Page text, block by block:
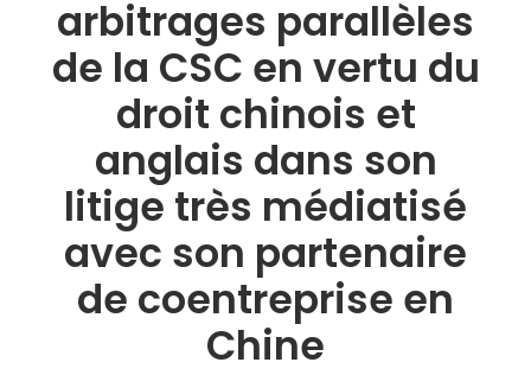
CONTACT
RECHERCHE
arbitrages parallèles
de la CSC en vertu du
droit chinois et
anglais dans son
litige très médiatisé
avec son partenaire
de coentreprise en
Chine